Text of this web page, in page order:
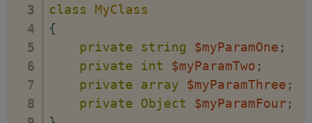
class
MyClass
{
private
string $myParamOne ;
private
int $myParamTwo ;
private
array $myParamThree ;
private
Object $myParamFour ;